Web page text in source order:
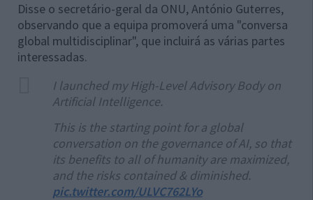
Disse o secretário-geral da ONU, António Guterres,
observando que a equipa promoverá uma "conversa
global multidisciplinar", que incluirá as várias partes
interessadas.
I launched my High-Level Advisory Body on
Artificial Intelligence.
This is the starting point for a global
conversation on the governance of AI, so that
its benefits to all of humanity are maximized,
and the risks contained & diminished.
pic.twitter.com/ULVC762LYo